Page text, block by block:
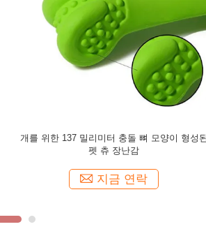
반려동물 물식 내성 당기는 탭 씹기 장난감 치
아 청소 내구성 강아지 장난감
지금 연락